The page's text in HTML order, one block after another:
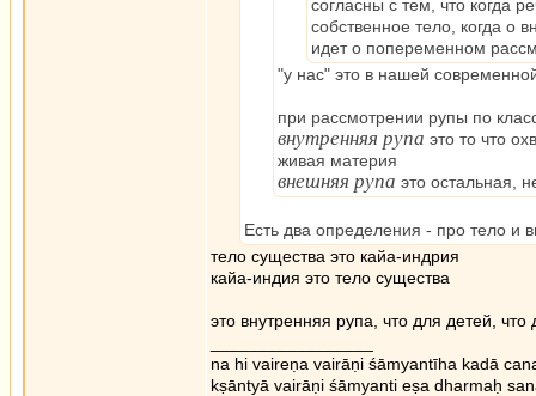
согласны с тем, что когда
собственное тело, когда о
идет о попеременном
"у нас" это в нашей
при рассмотрении рупы по
внутренняя рупа это то что
живая материя
внешняя рупа это остальная,
Есть два определения - про тело и
тело существа это кайа-индрия
кайа-индия это тело существа
это внутренняя рупа, что для детей, что
na hi vaireṇa vairāṇi śāmyantīha kadā
kṣāntyā vairāṇi śāmyanti eṣa dharmaḥ